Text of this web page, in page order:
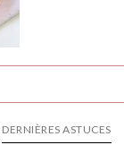
DERNIÈRES ASTUCES